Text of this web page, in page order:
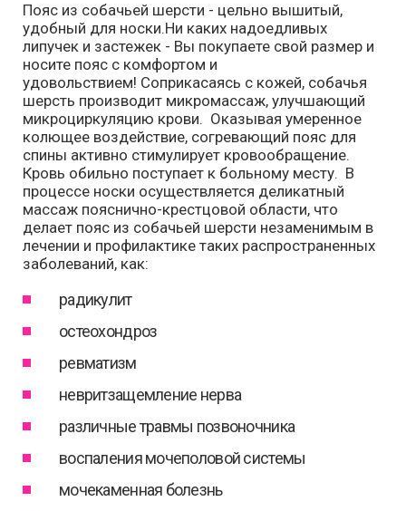
Пояс из собачьей шерсти - цельно вышитый,
удобный для носки.Ни каких надоедливых
липучек и застежек - Вы покупаете свой размер и
носите пояс с комфортом и
удовольствием! Соприкасаясь с кожей, собачья
шерсть производит микромассаж, улучшающий
микроциркуляцию крови. Оказывая умеренное
колющее воздействие, согревающий пояс для
спины активно стимулирует кровообращение.
Кровь обильно поступает к больному месту. В
процессе носки осуществляется деликатный
массаж пояснично-крестцовой области, что
делает пояс из собачьей шерсти незаменимым в
лечении и профилактике таких распространенных
заболеваний, как:
радикулит
остеохондроз
ревматизм
невритзащемление нерва
различные травмы позвоночника
воспаления мочеполовой системы
мочекаменная болезнь